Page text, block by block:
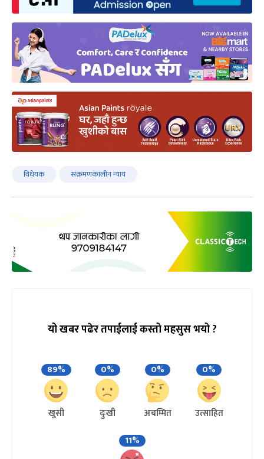
विधेयक संक्रमणकालीन न्याय
यो खबर पढेर तपाईलाई कस्तो महसुस भयो ?
89%
खुसी
0%
दुःखी
0%
अचम्मित
0%
उत्साहित
11%